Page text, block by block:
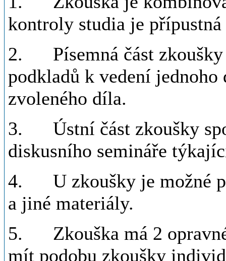
kontroly studia je
2. Písemná část zkoušky
podkladů k vedení
zvoleného díla.
3. Ústní část zkoušky
diskusního semináře
4. U zkoušky je možné
a jiné materiály.
5. Zkouška má 2
mít podobu zkoušky